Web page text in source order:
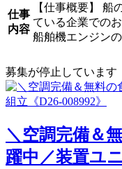
仕事
内容
【仕事概要】 船
ている企業での
船舶機エンジン
募集が停止しています
＼空調完備＆
躍中／装置ユ